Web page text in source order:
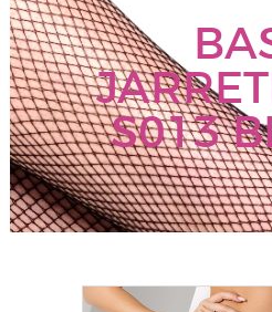
S013
MON COMPTE
CONTACT